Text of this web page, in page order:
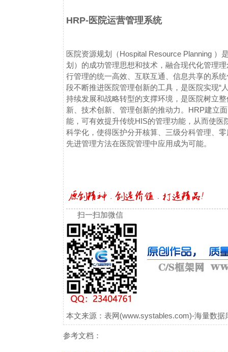
HRP-医院运营管理系统
医院资源规划（Hospital Resource Planning ）
划）的成功管理思想和技术，融合现代化管理
行管理的统一高效、互联互通、信息共享的系
段不断推进医院管理创新的工具，是医院实现“
持续发展和战略转型的支撑环境，是医院树立
新、技术创新、管理创新的推动力。HRP建立
能，可有效提升传统HIS的管理功能，从而使
科学化，使得医护分开核算、三级分科管理、
先进管理方法在医院管理中应用成为可能。
扫一扫加微信
本文来源：表网(www.systables.com)-海量数
参考文档：